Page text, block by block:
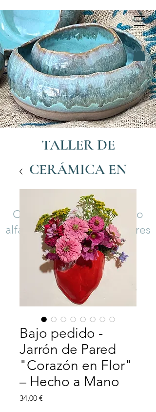
TALLER DE
CERÁMICA EN
L'HOSPITALET
Clases de cerámica, t orno
alfarero, modelado y talleres
fin de Semana
Bajo pedido -
Jarrón de Pared
"Corazón en Flor"
– Hecho a Mano
34,00 €